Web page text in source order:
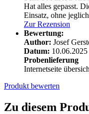
Hat alles gepasst.
Einsatz, ohne
Zur Rezension
Bewertung:
Author: Josef
Datum: 10.06.2025
Probenlieferung
Internetseite
Produkt bewerten
Zu diesem